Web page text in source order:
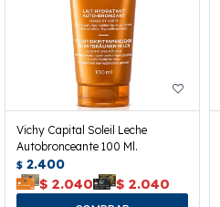
Vichy Capital Soleil Leche
Autobronceante 100 Ml.
$ 2.400
$ 2.040 $ 2.040